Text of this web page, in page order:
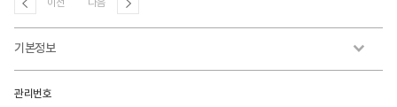
기본정보
관리번호